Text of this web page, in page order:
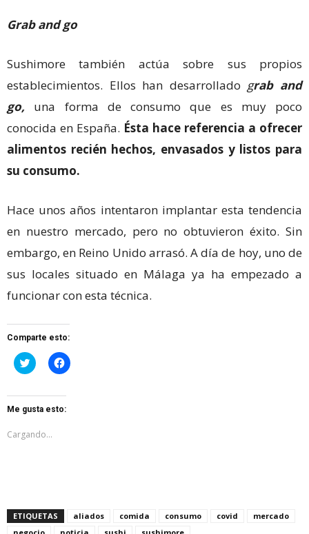
Grab and go
Sushimore también actúa sobre sus propios
establecimientos. Ellos han desarrollado grab and
go,
una forma de consumo que es muy poco
conocida en España. Ésta hace referencia a ofrecer
alimentos recién hechos, envasados y listos para
su consumo.
Hace unos años intentaron implantar esta tendencia
en nuestro mercado, pero no obtuvieron éxito. Sin
embargo, en Reino Unido arrasó. A día de hoy, uno de
sus locales situado en Málaga ya ha empezado a
funcionar con esta técnica.
Comparte esto:
Haz
clic
en
Twitter
(Se
en
una
Haz
clic
en
Facebook
(Se
Me gusta esto:
Cargando...
ETIQUETAS aliados comida consumo covid
mercado